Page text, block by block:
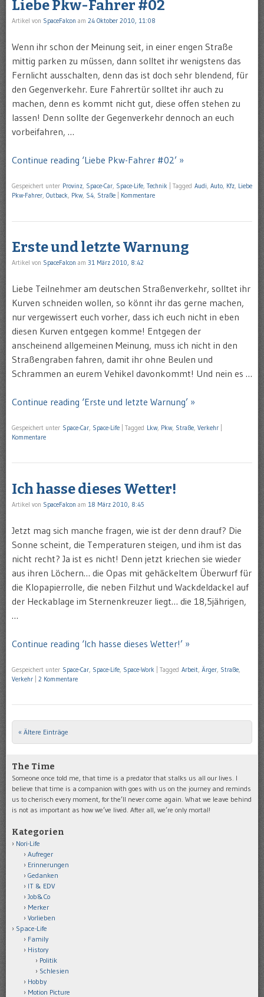
Liebe Pkw-Fahrer #02
Artikel von SpaceFalcon am 24 Oktober 2010, 11:08
Wenn ihr schon der Meinung seit, in einer engen Straße
mittig parken zu müssen, dann solltet ihr wenigstens das
Fernlicht ausschalten, denn das ist doch sehr blendend, für
den Gegenverkehr. Eure Fahrertür solltet ihr auch zu
machen, denn es kommt nicht gut, diese offen stehen zu
lassen! Denn sollte der Gegenverkehr dennoch an euch
vorbeifahren, …
Continue reading ‘Liebe Pkw-Fahrer #02’ »
Gespeichert unter Provinz, Space-Car, Space-Life, Technik Tagged Audi, Auto, Kfz, Liebe
Pkw-Fahrer, Outback, Pkw, S4, Straße Kommentare
Erste und letzte Warnung
Artikel von SpaceFalcon am 31 März 2010, 8:42
Liebe Teilnehmer am deutschen Straßenverkehr, solltet ihr
Kurven schneiden wollen, so könnt ihr das gerne machen,
nur vergewissert euch vorher, dass ich euch nicht in eben
diesen Kurven entgegen komme! Entgegen der
anscheinend allgemeinen Meinung, muss ich nicht in den
Straßengraben fahren, damit ihr ohne Beulen und
Schrammen an eurem Vehikel davonkommt! Und nein es …
Continue reading ‘Erste und letzte Warnung’ »
Gespeichert unter Space-Car, Space-Life Tagged Lkw, Pkw, Straße, Verkehr
Kommentare
Ich hasse dieses Wetter!
Artikel von SpaceFalcon am 18 März 2010, 8:45
Jetzt mag sich manche fragen, wie ist der denn drauf? Die
Sonne scheint, die Temperaturen steigen, und ihm ist das
nicht recht? Ja ist es nicht! Denn jetzt kriechen sie wieder
aus ihren Löchern… die Opas mit gehäckeltem Überwurf für
die Klopapierrolle, die neben Filzhut und Wackdeldackel auf
der Heckablage im Sternenkreuzer liegt… die 18,5jährigen,
…
Continue reading ‘Ich hasse dieses Wetter!’ »
Gespeichert unter Space-Car, Space-Life, Space-Work Tagged Arbeit, Ärger, Straße,
Verkehr
2 Kommentare
Post navigation
« Ältere Einträge
The Time
Someone once told me, that time is a predator that stalks us all our lives. I
believe that time is a companion with goes with us on the journey and reminds
us to cherisch every moment, for the’ll never come again. What we leave behind
is not as important as how we’ve lived. After all, we’re only mortal!
Kategorien
Nori-Life
Aufreger
Erinnerungen
Gedanken
IT & EDV
Job&Co
Merker
Vorlieben
Space-Life
Family
History
Politik
Schlesien
Hobby
Motion Picture